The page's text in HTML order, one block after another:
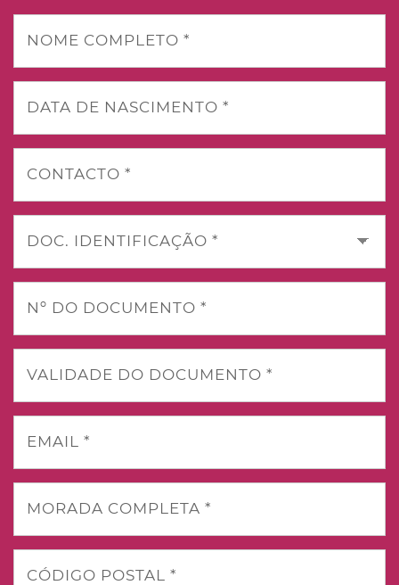
NOME COMPLETO *
DATA DE NASCIMENTO *
CONTACTO *
DOC. IDENTIFICAÇÃO *
Nº DO DOCUMENTO *
VALIDADE DO DOCUMENTO *
EMAIL *
MORADA COMPLETA *
CÓDIGO POSTAL *